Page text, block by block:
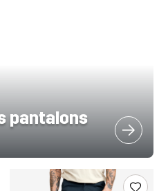
pantalons